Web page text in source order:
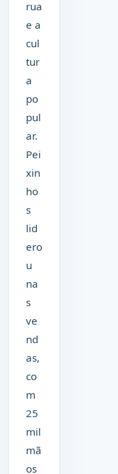
rua
e a
cul
tur
a
po
pul
ar.
Pei
xin
ho
s
lid
ero
u
na
s
ve
nd
as,
co
m
25
mil
mã
os